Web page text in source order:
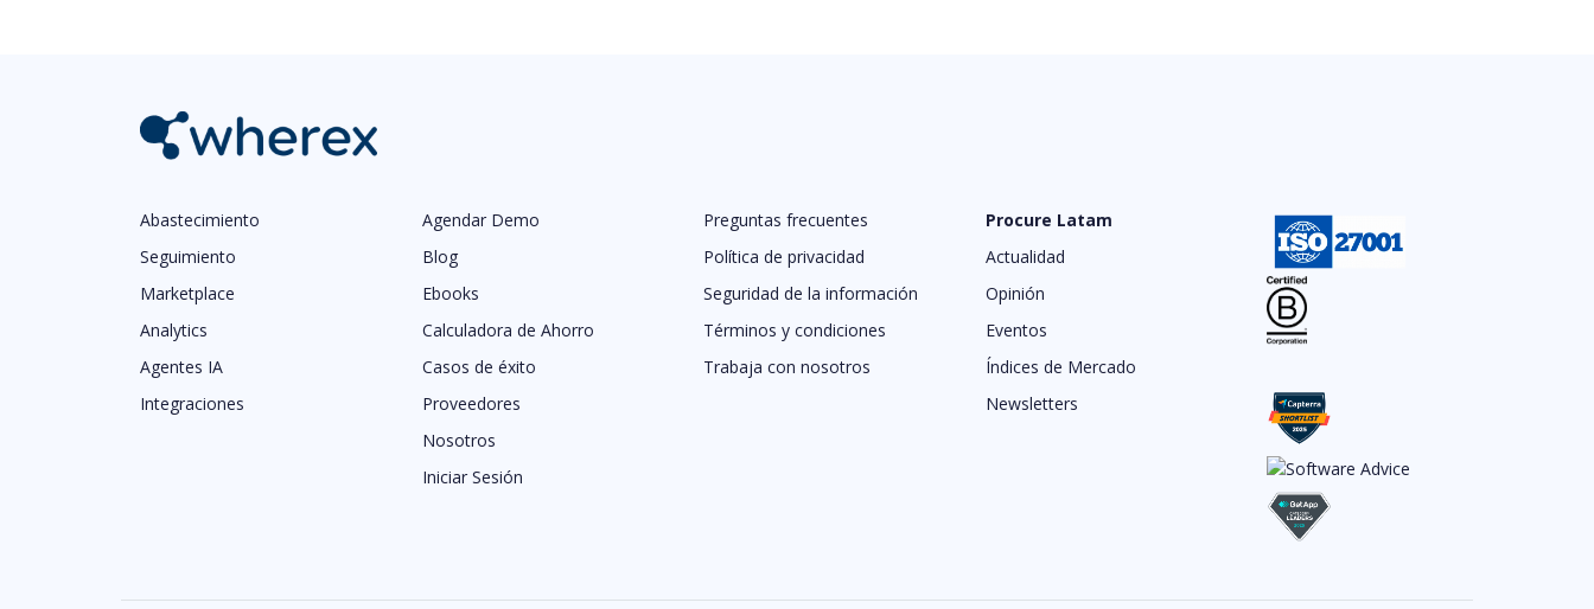
Abastecimiento
Seguimiento
Marketplace
Analytics
Agentes IA
Integraciones
Agendar Demo
Blog
Ebooks
Calculadora de Ahorro
Casos de éxito
Proveedores
Nosotros
Iniciar Sesión
Preguntas frecuentes
Política de privacidad
Seguridad de la información
Términos y condiciones
Trabaja con nosotros
Procure Latam
Actualidad
Opinión
Eventos
Índices de Mercado
Newsletters